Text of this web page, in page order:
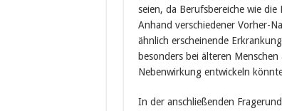
seien, da Berufsbereiche wie
Anhand verschiedener Vorher-
ähnlich erscheinende
besonders bei älteren
Nebenwirkung entwickeln
In der anschließenden